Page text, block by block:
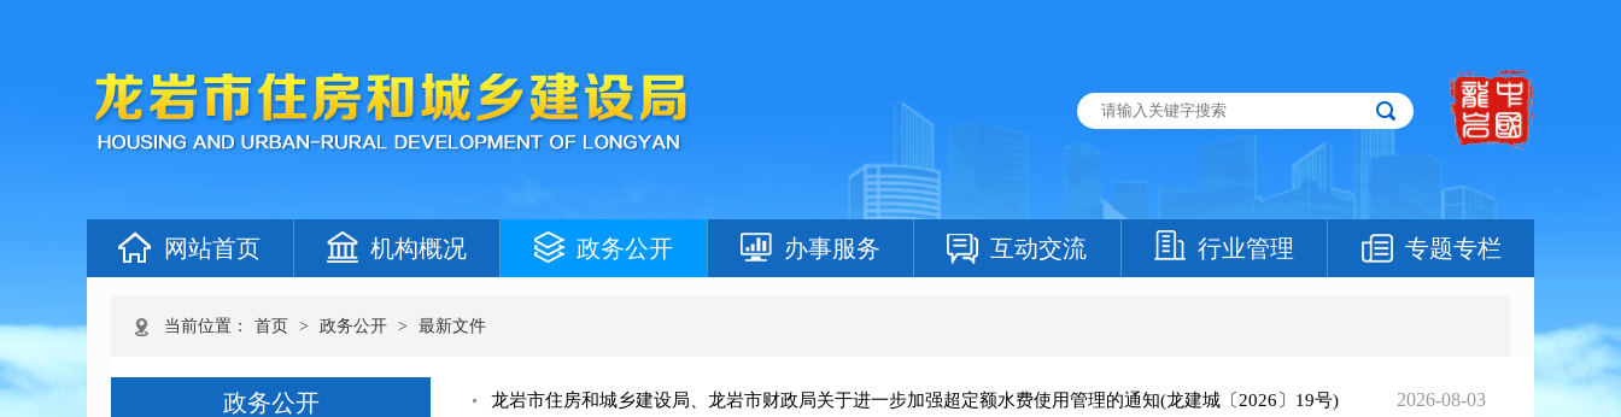
网站首页 机构概况 政务公开 办事服务 互动交流 行业管理 专题专栏
当前位置： 首页 > 政务公开 > 最新文件
政务公开 2026-08-03
龙岩市住房和城乡建设局、龙岩市财政局关于进一步加强超定额水费使用管理的通知(龙建城〔2026〕19号)